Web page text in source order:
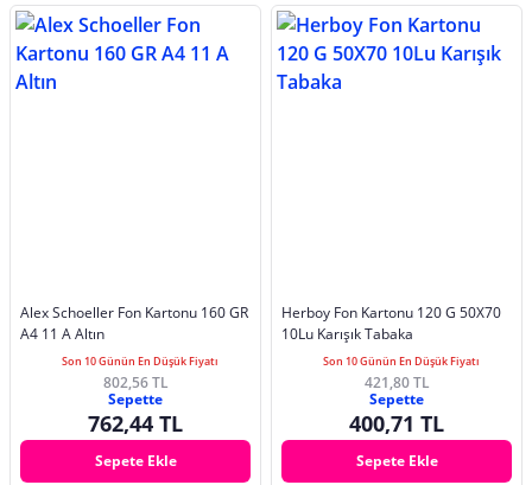
Alex Schoeller Fon Kartonu 160 GR
A4 11 A Altın
Son 10 Günün En Düşük Fiyatı
802,56 TL
Sepette
762,44 TL
Sepete Ekle
Herboy Fon Kartonu 120 G 50X70
10Lu Karışık Tabaka
Son 10 Günün En Düşük Fiyatı
421,80 TL
Sepette
400,71 TL
Sepete Ekle